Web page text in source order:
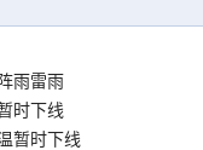
雨雷雨
时下线
暂时下线